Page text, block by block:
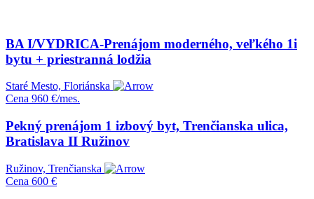
BA I/VYDRICA-Prenájom moderného, veľkého 1i
bytu + priestranná lodžia
Staré Mesto, Floriánska
Cena 960 €/mes.
Pekný prenájom 1 izbový byt, Trenčianska ulica,
Bratislava II Ružinov
Ružinov, Trenčianska
Cena 600 €